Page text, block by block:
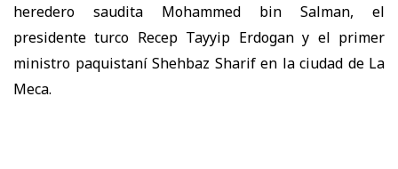
heredero saudita Mohammed bin Salman, el
presidente turco Recep Tayyip Erdogan y el primer
ministro paquistaní Shehbaz Sharif en la ciudad de La
Meca.